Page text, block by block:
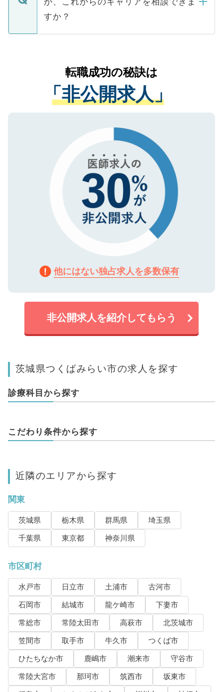
みを人材紹介会社に依頼するケースが増え
ています。
ご本人のキャリアアップおよび転職活動の
支援を目的に使用いたします。お預かりし
ているすべての個人データはご本人の許可
は、個人情報の取り扱いについての厳密な
管理基準を満たした事業者のみに付与され
る、プライバシーマークを取得済みです。
で、機密保持に関してもご安心ください。
すか？
かがいして、現在の医療機関の状況や紹介
経験をまじえながら、適切なアドバイスを
させていただきます。すぐにご転職をされ
ない方には、長期的なサポートが可能です
ので、まずはご登録ください。
転職成功の秘訣は
「非公開求人」
他にはない独占求人を多数保有
非公開求人を紹介してもらう
茨城県つくばみらい市の求人を探す
診療科目から探す
こだわり条件から探す
近隣のエリアから探す
関東
茨城県 栃木県 群馬県
埼玉県
千葉県
東京都 神奈川県
市区町村
水戸市 日立市 土浦市
古河市
石岡市
結城市 龍ケ崎市
下妻市
常総市
常陸太田市 高萩市
北茨城市
笠間市
取手市 牛久市
つくば市
ひたちなか市
鹿嶋市 潮来市
守谷市
常陸大宮市
那珂市 筑西市
坂東市